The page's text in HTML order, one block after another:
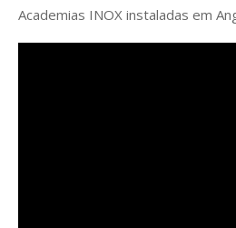
Academias INOX instaladas em